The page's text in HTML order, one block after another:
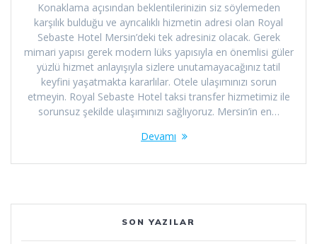
Konaklama açısından beklentilerinizin siz söylemeden
karşılık bulduğu ve ayrıcalıklı hizmetin adresi olan Royal
Sebaste Hotel Mersin’deki tek adresiniz olacak. Gerek
mimari yapısı gerek modern lüks yapısıyla en önemlisi güler
yüzlü hizmet anlayışıyla sizlere unutamayacağınız tatil
keyfini yaşatmakta kararlılar. Otele ulaşımınızı sorun
etmeyin. Royal Sebaste Hotel taksi transfer hizmetimiz ile
sorunsuz şekilde ulaşımınızı sağlıyoruz. Mersin’in en…
Devamı
SON YAZILAR